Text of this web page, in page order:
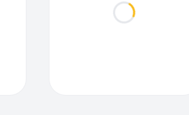
Loading...